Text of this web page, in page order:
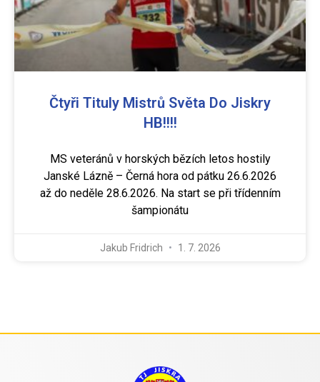
Čtyři Tituly Mistrů Světa Do Jiskry
HB!!!!
MS veteránů v horských bězích letos hostily
Janské Lázně – Černá hora od pátku 26.6.2026
až do neděle 28.6.2026. Na start se při třídenním
šampionátu
Jakub Fridrich 1. 7. 2026